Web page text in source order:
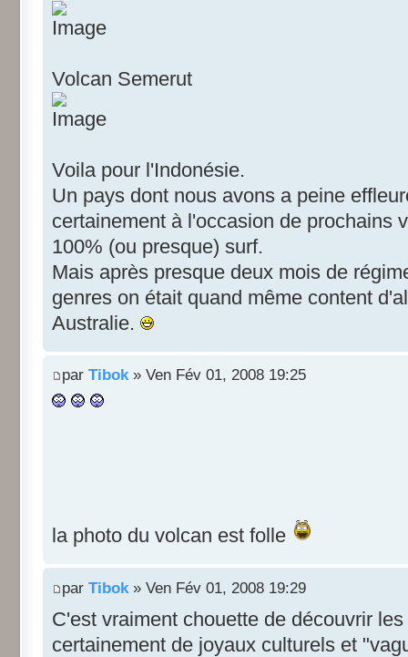
Volcan Semerut
Voila pour l'Indonésie.
Un pays dont nous avons a peine
certainement à l'occasion de prochains
100% (ou presque) surf.
Mais après presque deux mois de
genres on était quand même content
Australie.
par Tibok» Ven Fév 01, 2008 19:25
la photo du volcan est folle
par Tibok » Ven Fév 01, 2008 19:29
C'est vraiment chouette de découvrir
certainement de joyaux culturels et